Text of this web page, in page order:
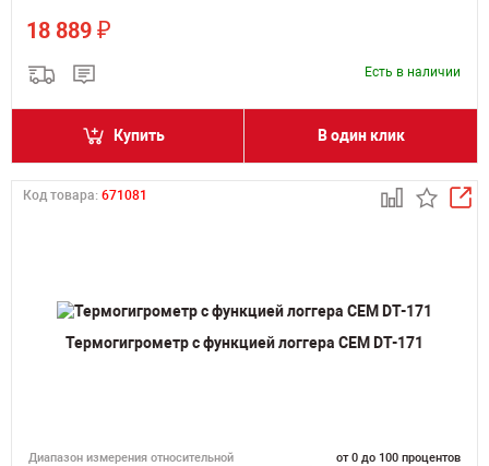
18 889 ₽
Есть в наличии
Купить В один клик
Код товара: 671081
Термогигрометр с функцией логгера CEM DT-171
Диапазон измерения относительной
от 0 до 100 процентов